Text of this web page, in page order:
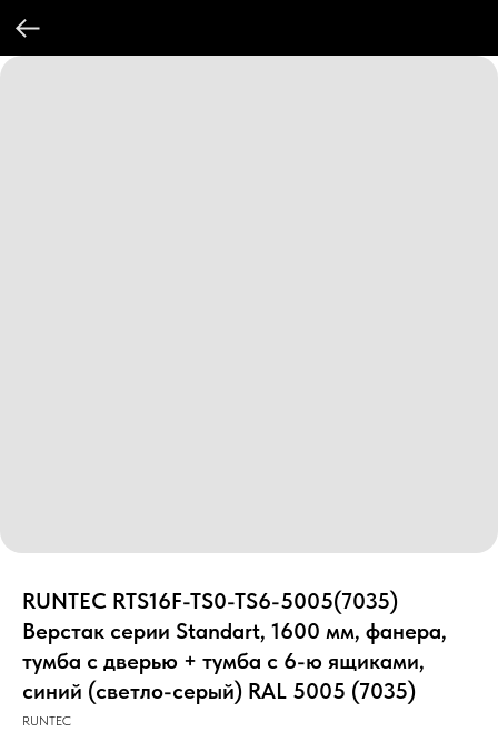
RUNTEC RTS16F-TS0-TS6-5005(7035)
Верстак серии Standart, 1600 мм, фанера,
тумба с дверью + тумба с 6-ю ящиками,
синий (светло-серый) RAL 5005 (7035)
RUNTEC